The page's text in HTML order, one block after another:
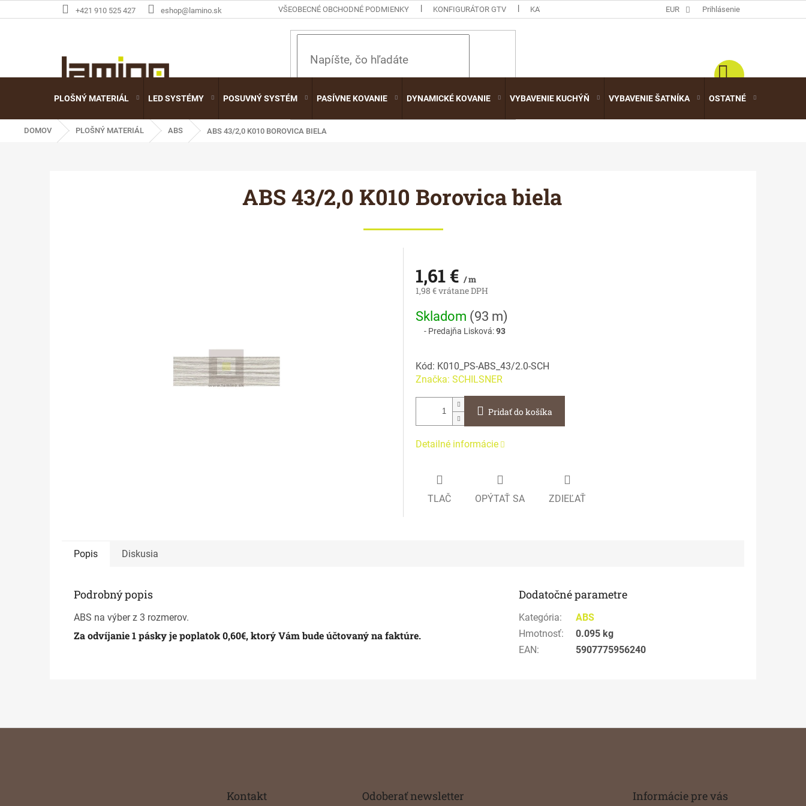
na
+421 910 525 427 eshop@lamino.sk VŠEOBECNÉ OBCHODNÉ PODMIENKY KONFIGURÁTOR GTV KATALÓGY EUR Prihlásenie
HĽADAŤ
PLOŠNÝ MATERIÁL LED SYSTÉMY POSUVNÝ SYSTÉM PASÍVNE KOVANIE DYNAMICKÉ KOVANIE VYBAVENIE KUCHÝŇ VYBAVENIE ŠATNÍKA OSTATNÉ
DOMOV PLOŠNÝ MATERIÁL ABS ABS 43/2,0 K010 BOROVICA BIELA
ABS 43/2,0 K010 Borovica biela
1,61 € / m
1,98 € vrátane DPH
Jednotková
cena:
Skladom (93 m)
Predajňa Lisková:93
Kód: K010_PS-ABS_43/2.0-SCH
Značka: SCHILSNER
Pridať do košíka
Detailné informácie
TLAČ OPÝTAŤ SA ZDIEĽAŤ
Popis Diskusia
Podrobný popis
ABS na výber z 3 rozmerov.
Za odvíjanie 1 pásky je poplatok 0,60€, ktorý Vám bude účtovaný na faktúre.
Dodatočné parametre
Kategória:
ABS
Hmotnosť:
0.095 kg
EAN: 5907775956240
Kontakt Odoberať newsletter Informácie pre vás